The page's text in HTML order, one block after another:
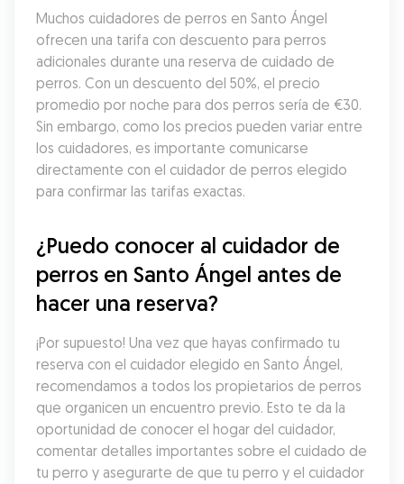
Muchos cuidadores de perros en Santo Ángel
ofrecen una tarifa con descuento para perros
adicionales durante una reserva de cuidado de
perros. Con un descuento del 50%, el precio
promedio por noche para dos perros sería de €30.
Sin embargo, como los precios pueden variar entre
los cuidadores, es importante comunicarse
directamente con el cuidador de perros elegido
para confirmar las tarifas exactas.
¿Puedo conocer al cuidador de
perros en Santo Ángel antes de
hacer una reserva?
¡Por supuesto! Una vez que hayas confirmado tu
reserva con el cuidador elegido en Santo Ángel,
recomendamos a todos los propietarios de perros
que organicen un encuentro previo. Esto te da la
oportunidad de conocer el hogar del cuidador,
comentar detalles importantes sobre el cuidado de
tu perro y asegurarte de que tu perro y el cuidador